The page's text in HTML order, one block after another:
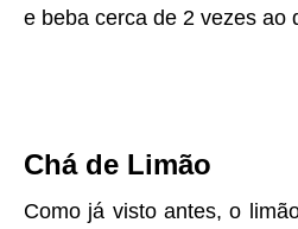
e beba cerca de 2 vezes ao
Chá de Limão
Como já visto antes, o